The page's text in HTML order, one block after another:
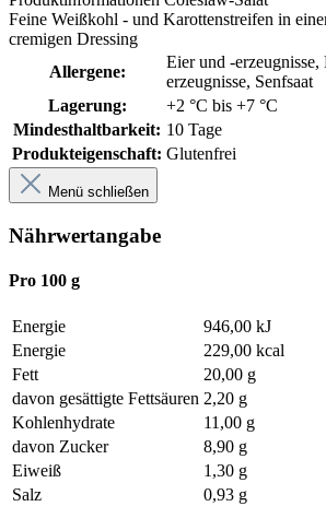
Feine Weißkohl - und Karottenstreifen in
cremigen Dressing
Allergene:
Eier und -erzeugnisse,
erzeugnisse, Senfsaat
Lagerung:
+2 °C bis +7 °C
Mindesthaltbarkeit: 10 Tage
Produkteigenschaft: Glutenfrei
Menü schließen
Nährwertangabe
Pro 100 g
Energie
946,00 kJ
Energie
229,00 kcal
Fett
20,00 g
davon gesättigte Fettsäuren 2,20 g
Kohlenhydrate
11,00 g
davon Zucker
8,90 g
Eiweiß
1,30 g
Salz
0,93 g